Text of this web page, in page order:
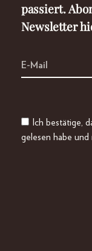
passiert.
Newsletter
Ich bestätige,
gelesen habe